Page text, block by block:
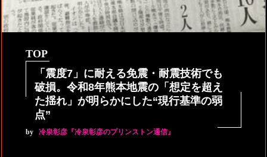
TOP
「震度7」に耐える免震・耐震技術でも
破損。令和8年熊本地震の「想定を超え
た揺れ」が明らかにした“現行基準の弱
点”
by 冷泉彰彦『冷泉彰彦のプリンストン通信』